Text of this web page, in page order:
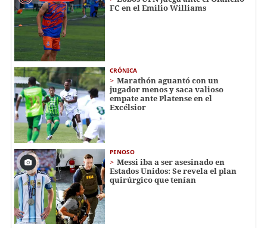
FC en el Emilio Williams
CRÓNICA
Marathón aguantó con un
jugador menos y saca valioso
empate ante Platense en el
Excélsior
PENOSO
Messi iba a ser asesinado en
Estados Unidos: Se revela el plan
quirúrgico que tenían